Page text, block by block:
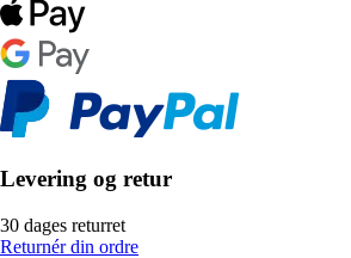
Levering og retur
30 dages returret
Returnér din ordre